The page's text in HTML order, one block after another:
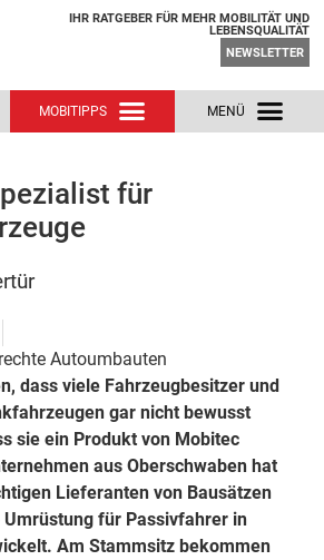
IHR RATGEBER FÜR MEHR MOBILITÄT UND
LEBENSQUALITÄT
NEWSLETTER
für
Autoumbauten
dass viele Fahrzeugbesitzer und
gar nicht bewusst
sie ein Produkt von Mobitec
aus Oberschwaben hat
Lieferanten von Bausätzen
für Passivfahrer in
Am Stammsitz bekommen